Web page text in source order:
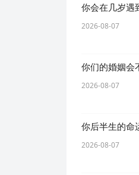
你会在几岁遇
2026-08-07
你们的婚姻会
2026-08-07
你后半生的命
2026-08-07